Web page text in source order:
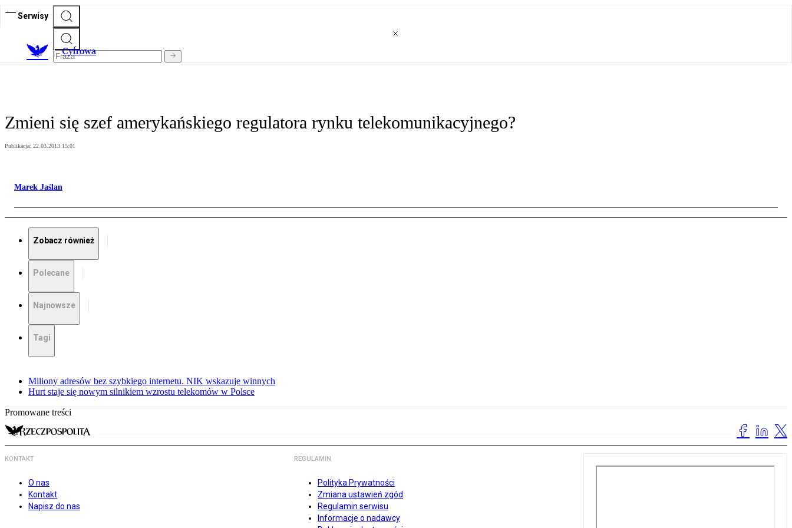
Serwisy
Cyfrowa
Zmieni się szef amerykańskiego regulatora rynku telekomunikacyjnego?
Publikacja: 22.03.2013 15:01
Marek Jaślan
Zobacz również
Polecane
Najnowsze
Tagi
Miliony adresów bez szybkiego internetu. NIK wskazuje winnych
Hurt staje się nowym silnikiem wzrostu telekomów w Polsce
Promowane treści
KONTAKT
O nas
Kontakt
Napisz do nas
REGULAMIN
Polityka Prywatności
Zmiana ustawień zgód
Regulamin serwisu
Informacje o nadawcy